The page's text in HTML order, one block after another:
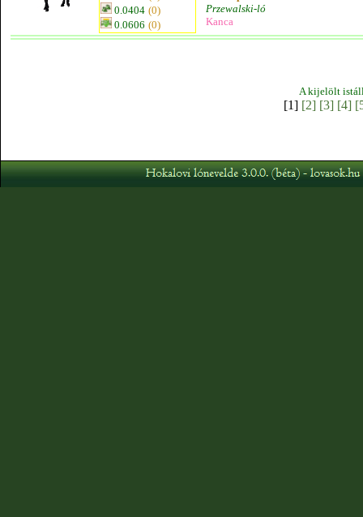
0.0404 (0)
0.0606 (0)
Przewalski-ló
Kanca
A kijelölt
[1] [2] [3] [4]